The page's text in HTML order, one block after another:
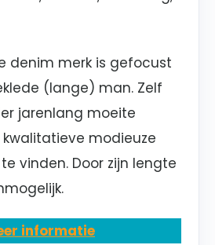
denim merk is gefocust
(lange) man. Zelf
jarenlang moeite
modieuze
vinden. Door zijn lengte
informatie